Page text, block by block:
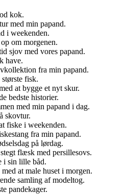
kok.
med min papand.
i weekenden.
om morgenen.
sjov med vores papand.
have.
fra min papand.
fisk.
at bygge et nyt skur.
bedste historier.
med min papand i dag.
skovtur.
fiske i weekenden.
fra min papand.
på lørdag.
flæsk med persillesovs.
i sin lille båd.
at male huset i morgen.
samling af modeltog.
pandekager.